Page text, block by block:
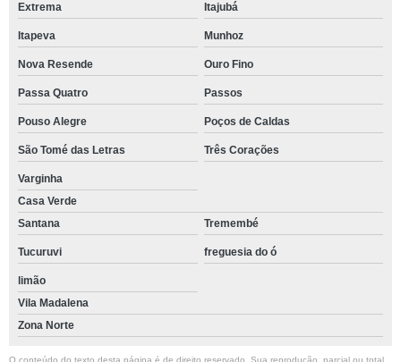
Extrema Itajubá
Itapeva Munhoz
Nova Resende Ouro Fino
Passa Quatro Passos
Pouso Alegre Poços de Caldas
São Tomé das Letras Três Corações
Varginha
Casa Verde
Santana
Tremembé
Tucuruvi freguesia do ó
limão
Vila Madalena
Zona Norte
O conteúdo do texto desta página é de direito reservado. Sua reprodução, parcial ou total,